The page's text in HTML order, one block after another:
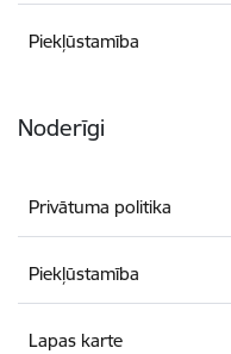
Piekļūstamība
Noderīgi
Privātuma politika
Piekļūstamība
Lapas karte